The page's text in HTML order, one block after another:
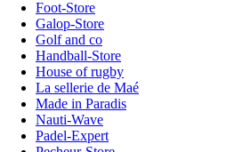
Foot-Store
Galop-Store
Golf and co
Handball-Store
House of rugby
La sellerie de Maé
Made in Paradis
Nauti-Wave
Padel-Expert